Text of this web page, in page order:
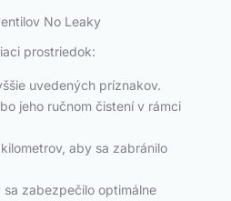
No Leaky
prostriedok:
uvedených príznakov.
jeho ručnom čistení v rámci
aby sa zabránilo
zabezpečilo optimálne